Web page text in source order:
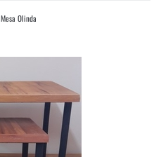
Mesa Olinda